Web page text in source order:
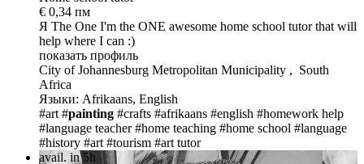
€ 0,34 пм
Я The One I'm the ONE awesome home school tutor that will
help where I can :)
показать профиль
City of Johannesburg Metropolitan Municipality , South
Africa
Языки: Afrikaans, English
#art #painting #crafts #afrikaans #english #homework help
#language teacher #home teaching #home school #language
#history #art #tourism #art tutor
avail. in 5h